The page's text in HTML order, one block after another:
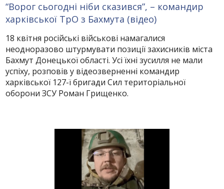
“Ворог сьогодні ніби сказився”, – командир
харківської ТрО з Бахмута (відео)
18 квітня російські військові намагалися
неодноразово штурмувати позиції захисників міста
Бахмут Донецької області. Усі їхні зусилля не мали
успіху, розповів у відеозверненні командир
харківської 127-ї бригади Сил територіальної
оборони ЗСУ Роман Грищенко.